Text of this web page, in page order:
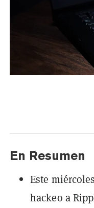
En Resumen
Este
hackeo a